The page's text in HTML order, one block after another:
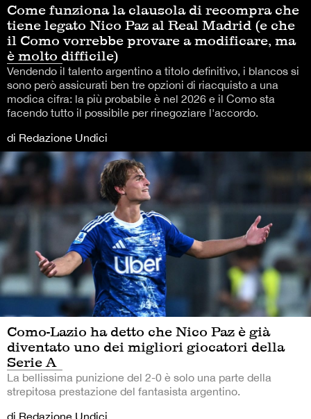
Come funziona la clausola di recompra che
tiene legato Nico Paz al Real Madrid (e che
il Como vorrebbe provare a modificare, ma
è molto difficile)
Vendendo il talento argentino a titolo definitivo, i blancos si
sono però assicurati ben tre opzioni di riacquisto a una
modica cifra: la più probabile è nel 2026 e il Como sta
facendo tutto il possibile per rinegoziare l'accordo.
di Redazione Undici
Como-Lazio ha detto che Nico Paz è già
diventato uno dei migliori giocatori della
Serie A
La bellissima punizione del 2-0 è solo una parte della
strepitosa prestazione del fantasista argentino.
di Redazione Undici